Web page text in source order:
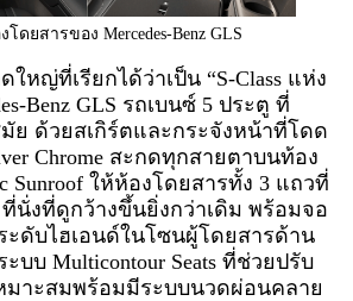
ดยสารของ Mercedes-Benz GLS
หญ่ที่เรียกได้ว่าเป็น “S-Class แห่ง
Benz GLS รถเบนซ์ 5 ประตู ที่
ย ด้วยสเกิร์ตและกระจังหน้าที่โดด
Chrome สะกดทุกสายตาบนท้อง
Sunroof ให้ห้องโดยสารทั้ง 3 แถวที่
นั่งที่ดูกว้างขึ้นยิ่งกว่าเดิม พร้อมจอ
ะดับไฮเอนด์ในโซนผู้โดยสารด้าน
บบ Multicontour Seats ที่ช่วยปรับ
มาะสมพร้อมมีระบบนวดผ่อนคลาย